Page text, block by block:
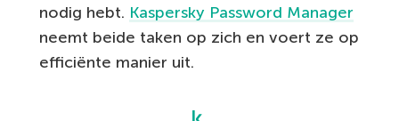
nodig hebt. Kaspersky Password Manager
neemt beide taken op zich en voert ze op
efficiënte manier uit.